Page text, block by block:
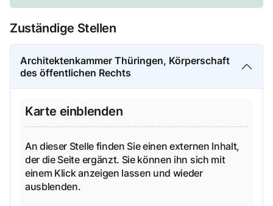
Zuständige Stellen
Architektenkammer Thüringen, Körperschaft
des öffentlichen Rechts
Karte einblenden
An dieser Stelle finden Sie einen externen Inhalt,
der die Seite ergänzt. Sie können ihn sich mit
einem Klick anzeigen lassen und wieder
ausblenden.